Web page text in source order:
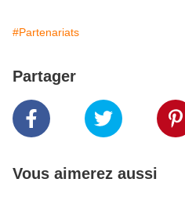
#Partenariats
Partager
Vous aimerez aussi